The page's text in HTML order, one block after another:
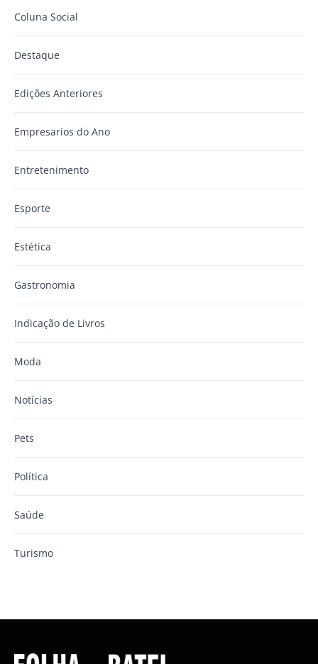
Coluna Social
Destaque
Edições Anteriores
Empresarios do Ano
Entretenimento
Esporte
Estética
Gastronomia
Indicação de Livros
Moda
Notícias
Pets
Política
Saúde
Turismo